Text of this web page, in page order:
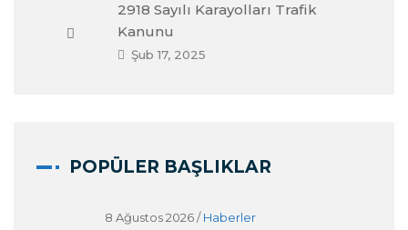
2918 Sayılı Karayolları Trafik
Kanunu
Şub 17, 2025
POPÜLER BAŞLIKLAR
8 Ağustos 2026/Haberler